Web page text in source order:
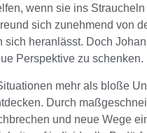
wenn sie ins
sich zunehmend von
sich heranlässt. Doch
Perspektive zu schenken.
mehr als bloße
Durch
und neue Wege